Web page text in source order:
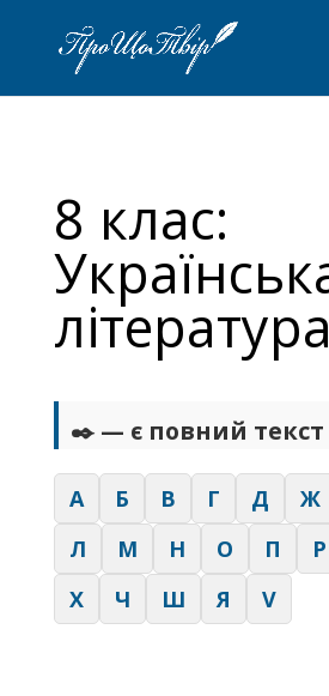
8 клас:
література
✒️ — є повний текст
А Б В Г Д Ж
Л
М Н О П Р
Х
Ч Ш Я V